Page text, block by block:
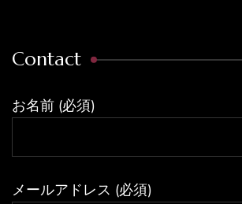
Contact
お名前 (必須)
メールアドレス (必須)